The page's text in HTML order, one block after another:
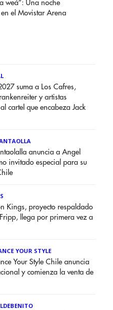
weá”: Una noche
el Movistar Arena
suma a Los Cafres,
y artistas
cartel que encabeza Jack
anuncia a Angel
invitado especial para su
Kings, proyecto respaldado
llega por primera vez a
YOUR STYLE
Your Style Chile anuncia
y comienza la venta de